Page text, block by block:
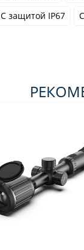
С защитой IP67